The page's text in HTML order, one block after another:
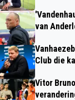
van
Club die
Vitor